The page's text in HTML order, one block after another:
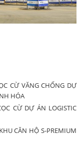
CỪ VĂNG CHỐNG DỰ
HÓA
CỪ DỰ ÁN LOGISTIC
CĂN HỘ S-PREMIUM